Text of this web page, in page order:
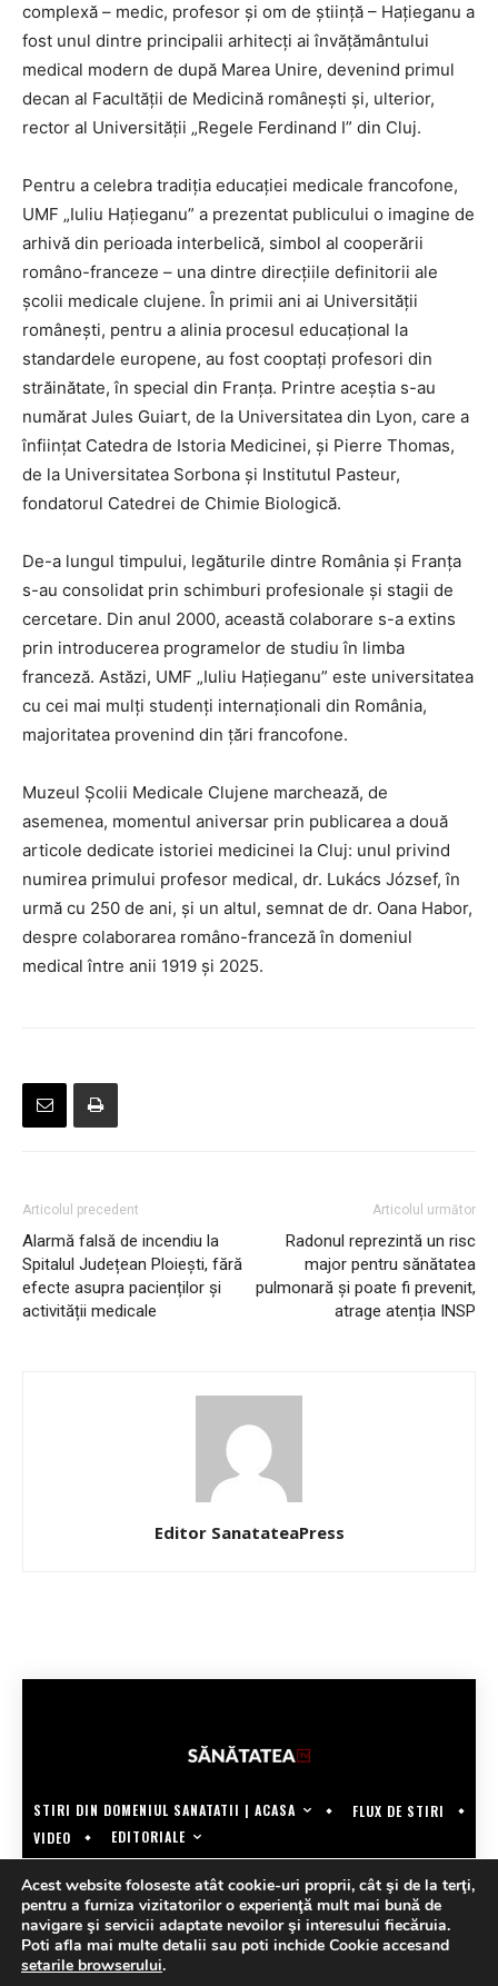
complexă – medic, profesor și om de știință – Hațieganu a
fost unul dintre principalii arhitecți ai învățământului
medical modern de după Marea Unire, devenind primul
decan al Facultății de Medicină românești și, ulterior,
rector al Universității „Regele Ferdinand I” din Cluj.
Pentru a celebra tradiția educației medicale francofone,
UMF „Iuliu Hațieganu” a prezentat publicului o imagine de
arhivă din perioada interbelică, simbol al cooperării
româno-franceze – una dintre direcțiile definitorii ale
școlii medicale clujene. În primii ani ai Universității
românești, pentru a alinia procesul educațional la
standardele europene, au fost cooptați profesori din
străinătate, în special din Franța. Printre aceștia s-au
numărat Jules Guiart, de la Universitatea din Lyon, care a
înființat Catedra de Istoria Medicinei, și Pierre Thomas,
de la Universitatea Sorbona și Institutul Pasteur,
fondatorul Catedrei de Chimie Biologică.
De-a lungul timpului, legăturile dintre România și Franța
s-au consolidat prin schimburi profesionale și stagii de
cercetare. Din anul 2000, această colaborare s-a extins
prin introducerea programelor de studiu în limba
franceză. Astăzi, UMF „Iuliu Hațieganu” este universitatea
cu cei mai mulți studenți internaționali din România,
majoritatea provenind din țări francofone.
Muzeul Școlii Medicale Clujene marchează, de
asemenea, momentul aniversar prin publicarea a două
articole dedicate istoriei medicinei la Cluj: unul privind
numirea primului profesor medical, dr. Lukács József, în
urmă cu 250 de ani, și un altul, semnat de dr. Oana Habor,
despre colaborarea româno-franceză în domeniul
medical între anii 1919 și 2025.
Articolul precedent
Alarmă falsă de incendiu la
Spitalul Județean Ploiești, fără
efecte asupra pacienților și
activității medicale
Articolul următor
Radonul reprezintă un risc
major pentru sănătatea
pulmonară și poate fi prevenit,
atrage atenția INSP
Editor SanatateaPress
STIRI DIN DOMENIUL SANATATII | ACASA
FLUX DE STIRI
VIDEO
EDITORIALE
Acest website foloseste atât cookie-uri proprii, cât şi de la terţi,
pentru a furniza vizitatorilor o experienţă mult mai bună de
navigare şi servicii adaptate nevoilor şi interesului fiecăruia.
Poti afla mai multe detalii sau poti inchide Cookie accesand
setarile browserului.